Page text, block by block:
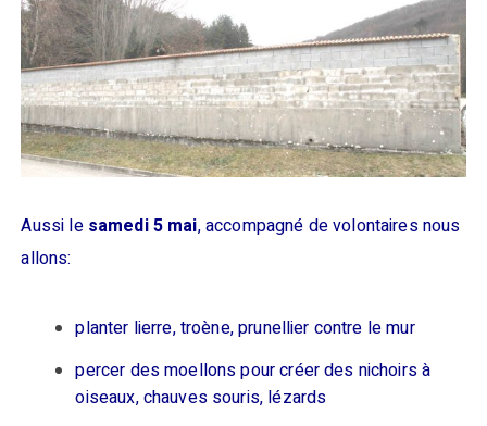
Aussi le samedi 5 mai, accompagné de volontaires nous
allons:
planter lierre, troène, prunellier contre le mur
percer des moellons pour créer des nichoirs à
oiseaux, chauves souris, lézards